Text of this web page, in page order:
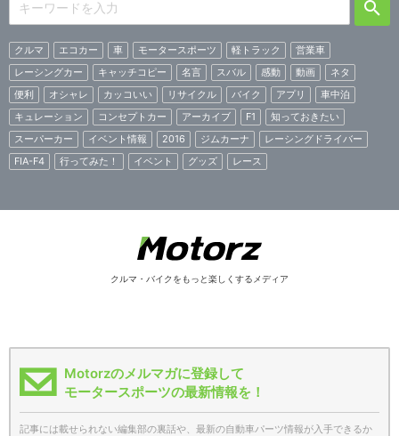
クルマ エコカー 車 モータースポーツ 軽トラック
営業車
レーシングカー
キャッチコピー 名言 スバル 感動 動画
ネタ
便利
オシャレ カッコいい リサイクル バイク アプリ
車中泊
キュレーション
コンセプトカー アーカイブ F1
知っておきたい
スーパーカー
イベント情報 2016 ジムカーナ
レーシングドライバー
FIA-F4
行ってみた！ イベント グッズ レース
クルマ・バイクをもっと楽しくするメディア
Motorzのメルマガに登録して
モータースポーツの最新情報を！
記事には載せられない編集部の裏話や、最新の自動車パーツ情報が入手できるか